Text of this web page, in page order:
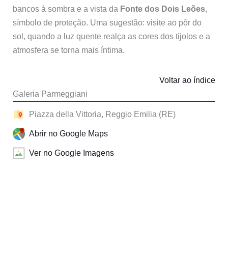
bancos à sombra e a vista da Fonte dos Dois Leões,
símbolo de proteção. Uma sugestão: visite ao pôr do
sol, quando a luz quente realça as cores dos tijolos e a
atmosfera se torna mais íntima.
Galeria Parmeggiani
Voltar ao índice
Piazza della Vittoria, Reggio Emilia (RE)
Abrir no Google Maps
Ver no Google Imagens